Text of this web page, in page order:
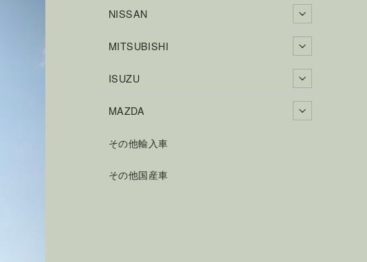
NISSAN
MITSUBISHI
ISUZU
MAZDA
その他輸入車
その他国産車